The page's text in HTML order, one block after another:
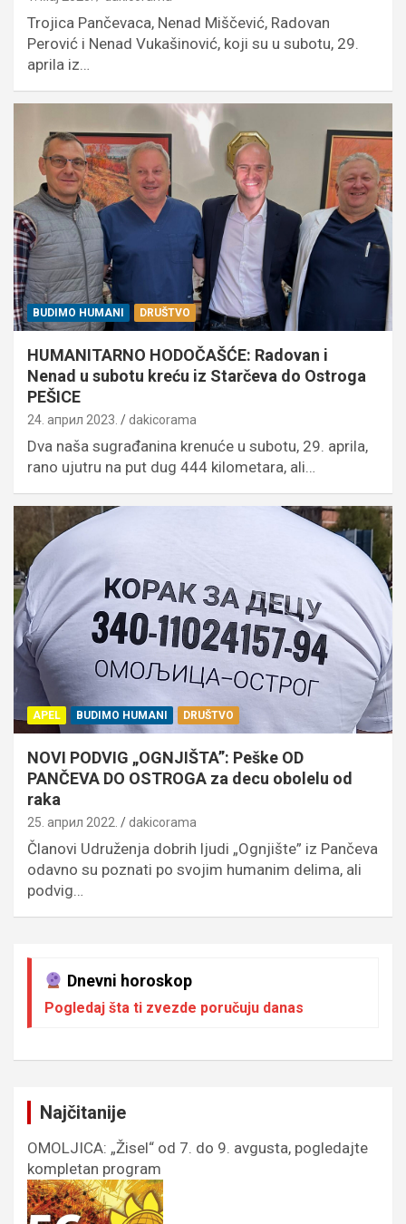
Trojica Pančevaca, Nenad Miščević, Radovan
Perović i Nenad Vukašinović, koji su u subotu, 29.
aprila iz…
BUDIMO HUMANI DRUŠTVO
HUMANITARNO HODOČAŠĆE: Radovan i
Nenad u subotu kreću iz Starčeva do Ostroga
PEŠICE
24. април 2023. dakicorama
Dva naša sugrađanina krenuće u subotu, 29. aprila,
rano ujutru na put dug 444 kilometara, ali…
APEL BUDIMO HUMANI DRUŠTVO
NOVI PODVIG „OGNJIŠTA”: Peške OD
PANČEVA DO OSTROGA za decu obolelu od
raka
25. април 2022. dakicorama
Članovi Udruženja dobrih ljudi „Ognjište” iz Pančeva
odavno su poznati po svojim humanim delima, ali
podvig…
Dnevni horoskop
Pogledaj šta ti zvezde poručuju danas
Najčitanije
OMOLJICA: „Žisel“ od 7. do 9. avgusta, pogledajte
kompletan program